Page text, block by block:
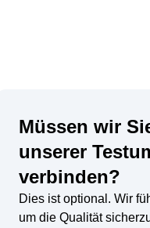
Müssen wir
unserer
verbinden?
Dies ist optional. Wir
um die Qualität